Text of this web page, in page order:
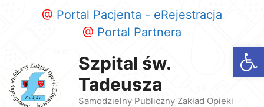
Przeskocz
@ Portal Pacjenta - eRejestracja
@ Portal Partnera
Szpital św.
Tadeusza
Samodzielny Publiczny Zakład Opieki